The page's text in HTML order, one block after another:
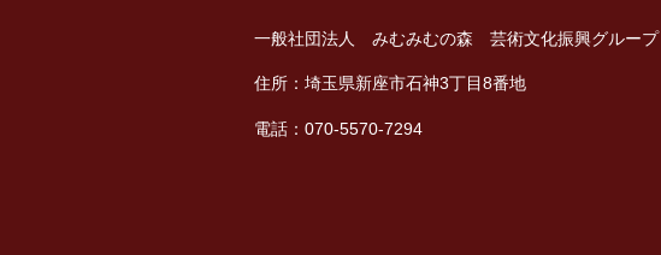
一般社団法人 みむみむの森 芸術文化振興グループ
住所：埼玉県新座市石神3丁目8番地
電話：070-5570-7294